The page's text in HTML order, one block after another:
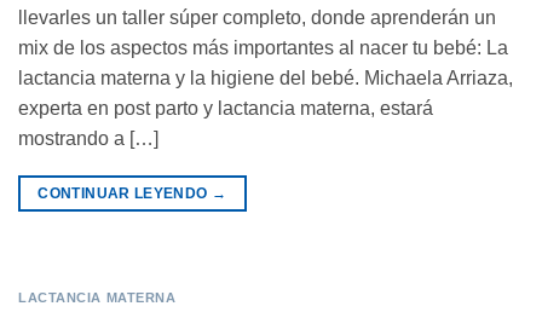
llevarles un taller súper completo, donde aprenderán un
mix de los aspectos más importantes al nacer tu bebé: La
lactancia materna y la higiene del bebé. Michaela Arriaza,
experta en post parto y lactancia materna, estará
mostrando a […]
CONTINUAR LEYENDO →
LACTANCIA MATERNA